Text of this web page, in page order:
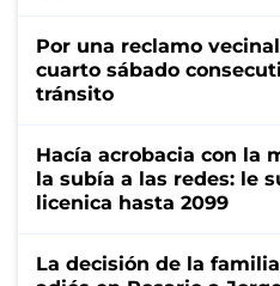
Por una reclamo
cuarto sábado
tránsito
Hacía acrobacia con la
la subía a las redes: le
licenica hasta 2099
La decisión de la